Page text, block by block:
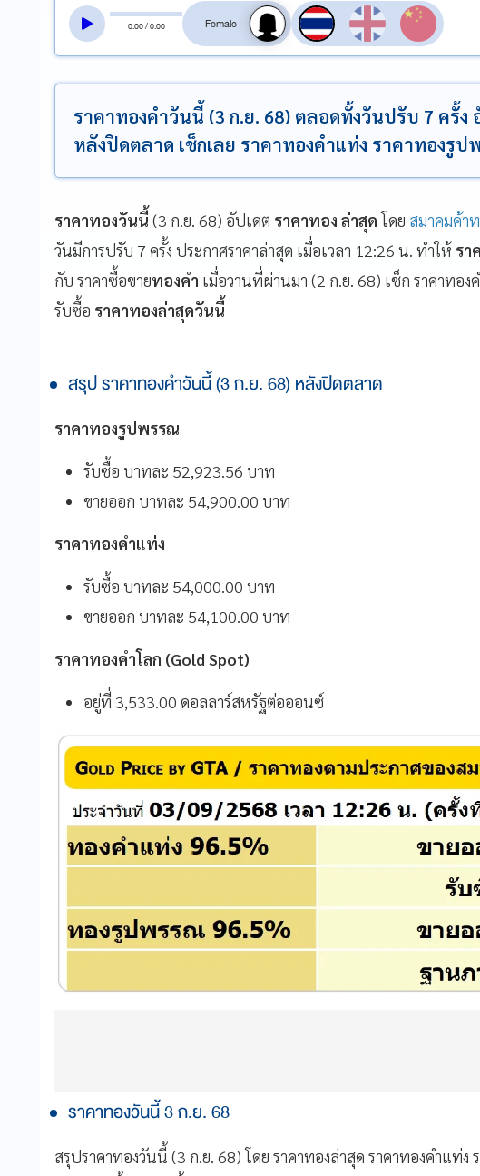
0:00/0:00
สลับเสียงอ่าน
ราคาทองคำวันนี้ (3 ก.ย. 68) ตลอดทั้งวันปรับ 7 ครั้ง
หลังปิดตลาด เช็กเลย ราคาทองคำแท่ง ราคาทองรู
ราคาทองวันนี้ (3 ก.ย. 68) อัปเดต ราคาทอง ล่าสุดโดย สมาคมค้า
วันมีการปรับ 7 ครั้ง ประกาศราคาล่าสุด เมื่อเวลา 12:26 น. ทำให้ รา
กับ ราคาซื้อขายทองคำ เมื่อวานที่ผ่านมา (2 ก.ย. 68) เช็ก ราคาทอ
รับซื้อ ราคาทองล่าสุดวันนี้
สรุป ราคาทองคำวันนี้ (3 ก.ย. 68) หลังปิดตลาด
ราคาทองรูปพรรณ
รับซื้อ บาทละ 52,923.56 บาท
ขายออก บาทละ 54,900.00 บาท
ราคาทองคำแท่ง
รับซื้อ บาทละ 54,000.00 บาท
ขายออก บาทละ 54,100.00 บาท
ราคาทองคำโลก (Gold Spot)
อยู่ที่ 3,533.00 ดอลลาร์สหรัฐต่อออนซ์
ราคาทองวันนี้ 3 ก.ย. 68
สรุปราคาทองวันนี้ (3 ก.ย. 68) โดย ราคาทองล่าสุด ราคาทองคำแท่